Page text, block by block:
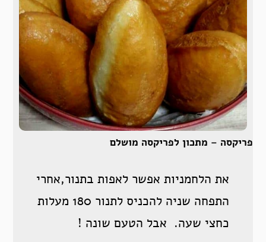
פריקסה – מתכון לפריקסה מושלם
את הלחמניות אפשר לאפות בתנור,אחרי
התפחה שניה להכניס לתנור 180 מעלות
כחצי שעה. אבל הטעם שונה !